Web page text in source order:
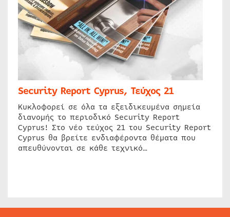
Security Report Cyprus, Τεύχος 21
Κυκλοφορεί σε όλα τα εξειδικευμένα σημεία
διανομής το περιοδικό Security Report
Cyprus! Στο νέο τεύχος 21 του Security Report
Cyprus θα βρείτε ενδιαφέροντα θέματα που
απευθύνονται σε κάθε τεχνικό…